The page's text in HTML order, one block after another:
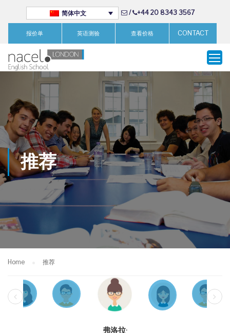
简体中文 / +44 20 8343 3567
报价单 英语测验 查看价格 CONTACT
推荐
Home 推荐
弗洛拉·